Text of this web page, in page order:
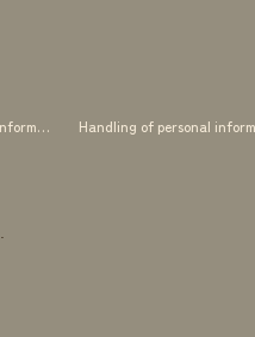
Handling of personal information